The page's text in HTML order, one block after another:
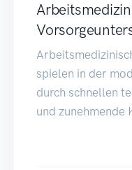
spielen in der
durch schnellen
und zunehmende